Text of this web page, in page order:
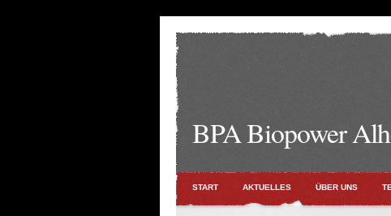
BPA Biopower
START AKTUELLES ÜBER UNS